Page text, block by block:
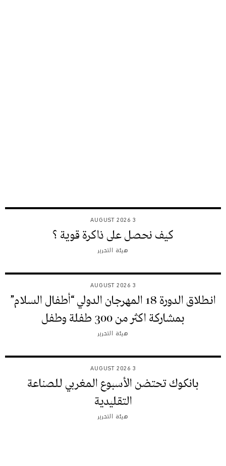
3 AUGUST 2026
كيف نحصل على ذاكرة قوية ؟
هيئة التحرير
3 AUGUST 2026
انطلاق الدورة 18 المهرجان الدولي “أطفال السلام”
بمشاركة اكثر من 300 طفلة وطفل
هيئة التحرير
3 AUGUST 2026
بانكوك تحتضن الأسبوع المغربي للصناعة
التقليدية
هيئة التحرير